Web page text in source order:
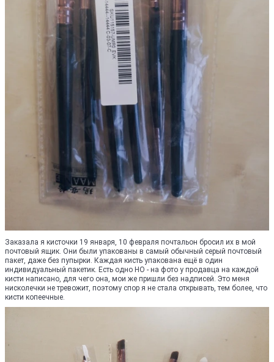
Заказала я кисточки 19 января, 10 февраля почтальон бросил их в мой
почтовый ящик. Они были упакованы в самый обычный серый почтовый
пакет, даже без пупырки. Каждая кисть упакована ещё в один
индивидуальный пакетик. Есть одно НО - на фото у продавца на каждой
кисти написано, для чего она, мои же пришли без надписей. Это меня
нисколечки не тревожит, поэтому спор я не стала открывать, тем более, что
кисти копеечные.